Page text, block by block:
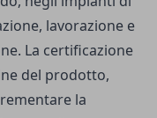
lavorazione e
La certificazione
del prodotto,
la